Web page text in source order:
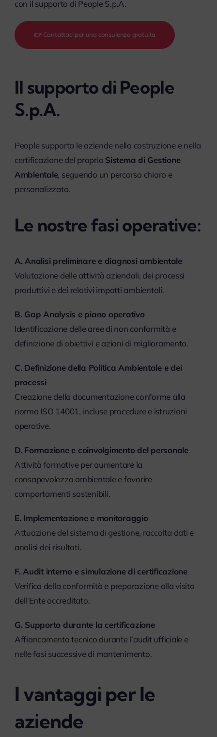
con il supporto di People S.p.A.
👉 Contattaci per una consulenza gratuita
Il supporto di People
S.p.A.
People supporta le aziende nella costruzione e nella
certificazione del proprio Sistema di Gestione
Ambientale, seguendo un percorso chiaro e
personalizzato.
Le nostre fasi operative:
A. Analisi preliminare e diagnosi ambientale
Valutazione delle attività aziendali, dei processi
produttivi e dei relativi impatti ambientali.
B. Gap Analysis e piano operativo
Identificazione delle aree di non conformità e
definizione di obiettivi e azioni di miglioramento.
C. Definizione della Politica Ambientale e dei
processi
Creazione della documentazione conforme alla
norma ISO 14001, incluse procedure e istruzioni
operative.
D. Formazione e coinvolgimento del personale
Attività formative per aumentare la
consapevolezza ambientale e favorire
comportamenti sostenibili.
E. Implementazione e monitoraggio
Attuazione del sistema di gestione, raccolta dati e
analisi dei risultati.
F. Audit interno e simulazione di certificazione
Verifica della conformità e preparazione alla visita
dell’Ente accreditato.
G. Supporto durante la certificazione
Affiancamento tecnico durante l’audit ufficiale e
nelle fasi successive di mantenimento.
I vantaggi per le
aziende